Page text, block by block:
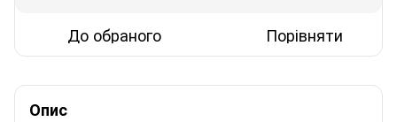
До обраного Порівняти
Опис